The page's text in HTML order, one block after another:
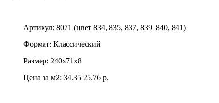
Артикул: 8071 (цвет 834, 835, 837, 839, 840, 841)
Формат: Классический
Размер: 240х71х8
Цена за м2: 34.35 25.76 р.